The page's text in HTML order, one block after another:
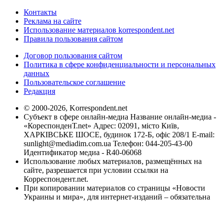
Контакты
Реклама на сайте
Использование материалов korrespondent.net
Правила пользования сайтом
Договор пользования сайтом
Политика в сфере конфиденциальности и персональных
данных
Пользовательское соглашение
Редакция
© 2000-2026, Korrespondent.net
Субъект в сфере онлайн-медиа Название онлайн-медиа -
«КореспонденТ.net» Адрес: 02091, місто Київ,
ХАРКІВСЬКЕ ШОСЕ, будинок 172-Б, офіс 208/1 E-mail:
sunlight@mediadim.com.ua Телефон: 044-205-43-00
Идентификатор медиа - R40-06068
Использование любых материалов, размещённых на
сайте, разрешается при условии ссылки на
Корреспондент.net.
При копировании материалов со страницы «Новости
Украины и мира», для интернет-изданий – обязательна